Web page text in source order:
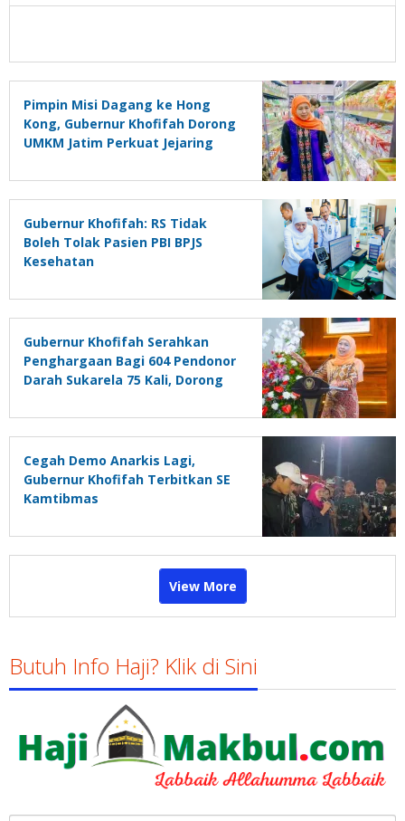
Pimpin Misi Dagang ke Hong
Kong, Gubernur Khofifah Dorong
UMKM Jatim Perkuat Jejaring
Gubernur Khofifah: RS Tidak
Boleh Tolak Pasien PBI BPJS
Kesehatan
Gubernur Khofifah Serahkan
Penghargaan Bagi 604 Pendonor
Darah Sukarela 75 Kali, Dorong
PMR
Cegah Demo Anarkis Lagi,
Gubernur Khofifah Terbitkan SE
Kamtibmas
View More
Butuh Info Haji? Klik di Sini